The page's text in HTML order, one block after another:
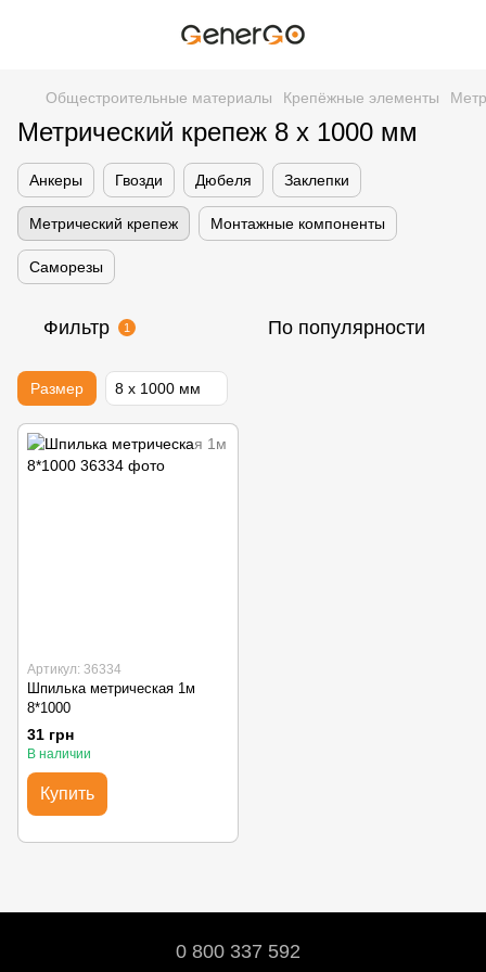
Общестроительные материалы Крепёжные элементы
Метрический крепеж 8 х 1000 мм
Анкеры Гвозди Дюбеля Заклепки
Метрический крепеж Монтажные компоненты
Саморезы
Фильтр 1 По популярности
Размер 8 х 1000 мм
Артикул: 36334
Шпилька метрическая 1м
8*1000
31 грн
В наличии
Купить
0 800 337 592